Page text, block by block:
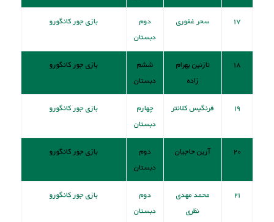
۱۷ سحر غفوری
دوم
دبستان
بازی جور کانگورو
۱۸
نازنین بهرام
زاده
ششم
دبستان
بازی جور کانگورو
۱۹ فرنگیس کلانتر
چهارم
دبستان
بازی جور کانگورو
۲۰ آرین حاجیان
دوم
دبستان
بازی جور کانگورو
۲۱
محمد مهدی
نظری
دوم
دبستان
بازی جور کانگورو